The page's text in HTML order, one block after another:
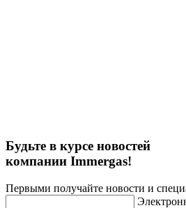
Будьте в курсе новостей
компании Immergas!
Первыми получайте новости и